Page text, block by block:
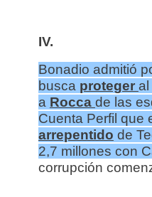
IV.
Bonadio admitió
busca proteger al
a Rocca de las
Cuenta Perfil que
arrepentido de
2,7 millones con
corrupción